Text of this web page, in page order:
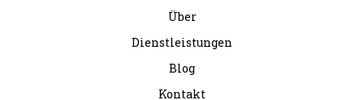
Über
Dienstleistungen
Blog
Kontakt